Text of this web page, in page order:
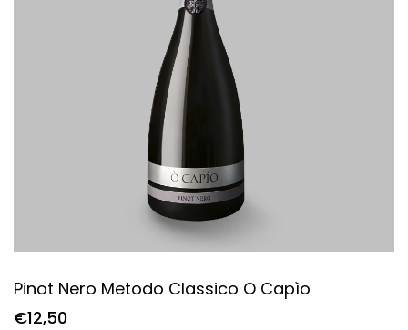
Pinot Nero Metodo Classico O Capìo
€12,50